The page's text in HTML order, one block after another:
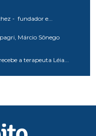
- fundador e...
Márcio Sônego
a terapeuta Léia...